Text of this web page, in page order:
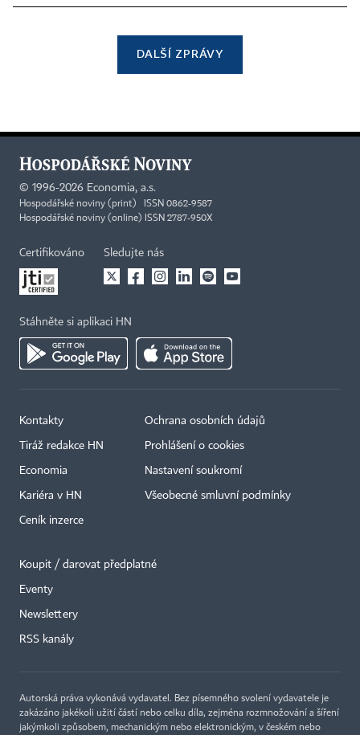
DALŠÍ ZPRÁVY
© 1996-2026 Economia, a.s.
Hospodářské noviny (print) ISSN 0862-9587
Hospodářské noviny (online) ISSN 2787-950X
Certifikováno Sledujte nás
Stáhněte si aplikaci HN
Kontakty
Tiráž redakce HN
Economia
Kariéra v HN
Ceník inzerce
Ochrana osobních údajů
Prohlášení o cookies
Nastavení soukromí
Všeobecné smluvní podmínky
Koupit / darovat předplatné
Eventy
Newslettery
RSS kanály
Autorská práva vykonává vydavatel. Bez písemného svolení vydavatele je
zakázáno jakékoli užití částí nebo celku díla, zejména rozmnožování a šíření
jakýmkoli způsobem, mechanickým nebo elektronickým, v českém nebo